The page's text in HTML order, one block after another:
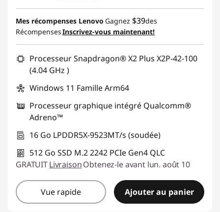
Économies en bon de réduction en ligne :
-$780.00
Utiliser un bon de réduction en ligne :
BRIGHTIDEA6CA
Mes récompenses Lenovo Gagnez $39des
RécompensesInscrivez-vous maintenant!
Processeur Snapdragon® X2 Plus X2P-42-100
(4.04 GHz )
Windows 11 Famille Arm64
Processeur graphique intégré Qualcomm®
Adreno™
16 Go LPDDR5X-9523MT/s (soudée)
512 Go SSD M.2 2242 PCIe Gen4 QLC
GRATUITLivraisonObtenez-le avant lun. août 10
Vue rapide Ajouter au panier